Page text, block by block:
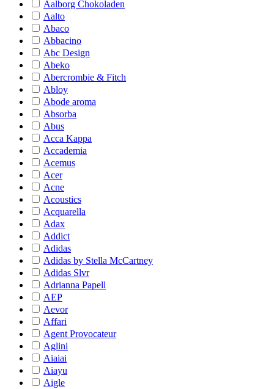
Aalborg Chokoladen
Aalto
Abaco
Abbacino
Abc Design
Abeko
Abercrombie & Fitch
Abloy
Abode aroma
Absorba
Abus
Acca Kappa
Accademia
Acemus
Acer
Acne
Acoustics
Acquarella
Adax
Addict
Adidas
Adidas by Stella McCartney
Adidas Slvr
Adrianna Papell
AEP
Aevor
Affari
Agent Provocateur
Aglini
Aiaiai
Aiayu
Aigle